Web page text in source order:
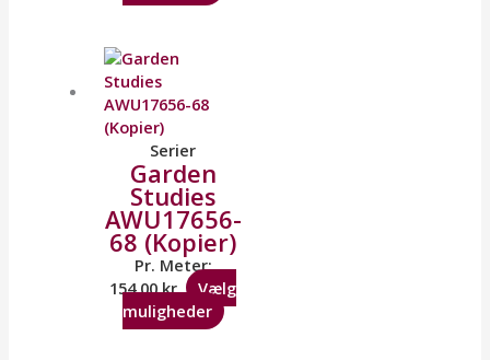
Serier
Garden
Studies
AWU17656-
68 (Kopier)
Pr. Meter:
154,00kr.
Vælg
muligheder